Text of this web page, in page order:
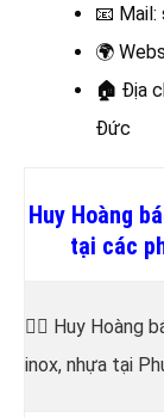
📧 Mail:
🌍
🏠 Địa
Đức
Huy Hoàng
tại các
👷‍♂️ Huy Hoàng
inox, nhựa tại